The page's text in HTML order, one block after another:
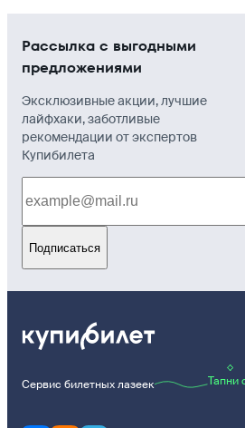
Рассылка с выгодными
предложениями
Эксклюзивные акции, лучшие
лайфхаки, заботливые
рекомендации от экспертов
Купибилета
Подписаться
Сервис билетных лазеек Тапни